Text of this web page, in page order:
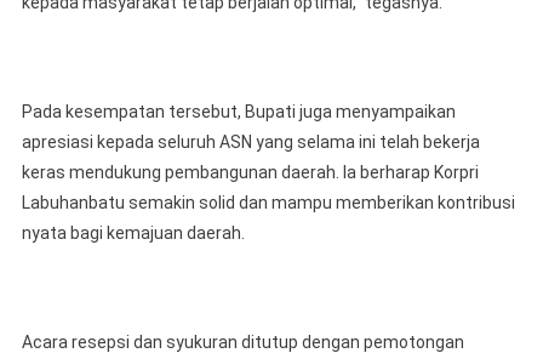
Pada kesempatan tersebut, Bupati juga menyampaikan
apresiasi kepada seluruh ASN yang selama ini telah bekerja
keras mendukung pembangunan daerah. Ia berharap Korpri
Labuhanbatu semakin solid dan mampu memberikan kontribusi
nyata bagi kemajuan daerah.
Acara resepsi dan syukuran ditutup dengan pemotongan